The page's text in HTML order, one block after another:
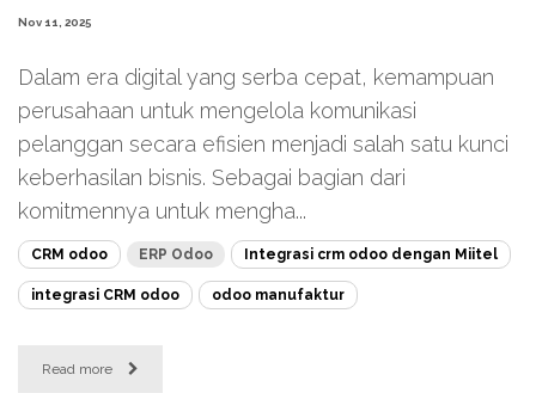
Nov 11, 2025
Dalam era digital yang serba cepat, kemampuan
perusahaan untuk mengelola komunikasi
pelanggan secara efisien menjadi salah satu kunci
keberhasilan bisnis. Sebagai bagian dari
komitmennya untuk mengha...
CRM odoo ERP Odoo Integrasi crm odoo dengan Miitel
integrasi CRM odoo odoo manufaktur
Read more